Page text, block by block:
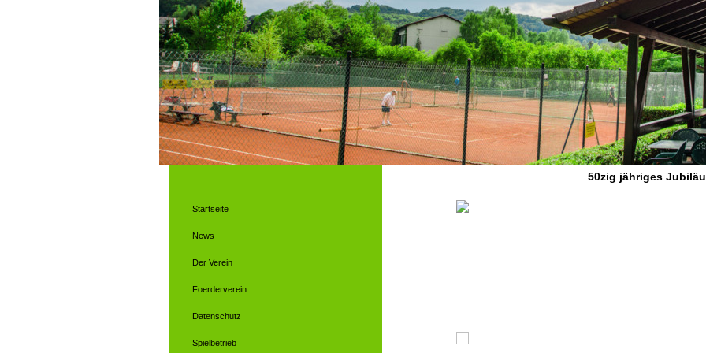
50zig jähriges
Startseite
News
Der Verein
Foerderverein
Datenschutz
Spielbetrieb